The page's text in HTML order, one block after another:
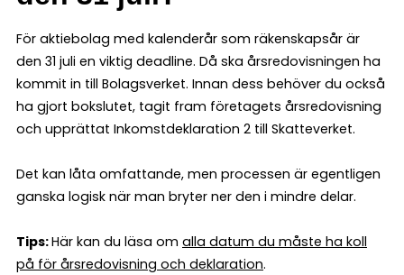
För aktiebolag med kalenderår som räkenskapsår är
den 31 juli en viktig deadline. Då ska årsredovisningen ha
kommit in till Bolagsverket. Innan dess behöver du också
ha gjort bokslutet, tagit fram företagets årsredovisning
och upprättat Inkomstdeklaration 2 till Skatteverket.
Det kan låta omfattande, men processen är egentligen
ganska logisk när man bryter ner den i mindre delar.
Tips:Här kan du läsa om alla datum du måste ha koll
på för årsredovisning och deklaration.